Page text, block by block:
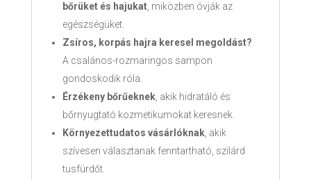
bőrüket és hajukat, miközben óvják az
egészségüket.
Zsíros, korpás hajra keresel megoldást?
A csalános-rozmaringos sampon
gondoskodik róla.
Érzékeny bőrűeknek, akik hidratáló és
bőrnyugtató kozmetikumokat keresnek.
Környezettudatos vásárlóknak, akik
szívesen választanak fenntartható, szilárd
tusfürdőt.